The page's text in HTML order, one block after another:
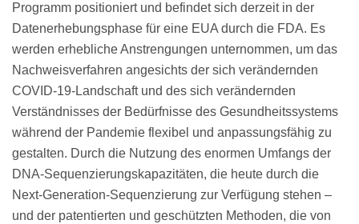
Programm positioniert und befindet sich derzeit in der
Datenerhebungsphase für eine EUA durch die FDA. Es
werden erhebliche Anstrengungen unternommen, um das
Nachweisverfahren angesichts der sich verändernden
COVID-19-Landschaft und des sich verändernden
Verständnisses der Bedürfnisse des Gesundheitssystems
während der Pandemie flexibel und anpassungsfähig zu
gestalten. Durch die Nutzung des enormen Umfangs der
DNA-Sequenzierungskapazitäten, die heute durch die
Next-Generation-Sequenzierung zur Verfügung stehen –
und der patentierten und geschützten Methoden, die von